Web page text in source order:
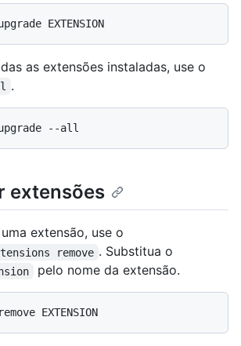
as extensões instaladas, use o
.
extensões
extensão, use o
remove . Substitua o
pelo nome da extensão.